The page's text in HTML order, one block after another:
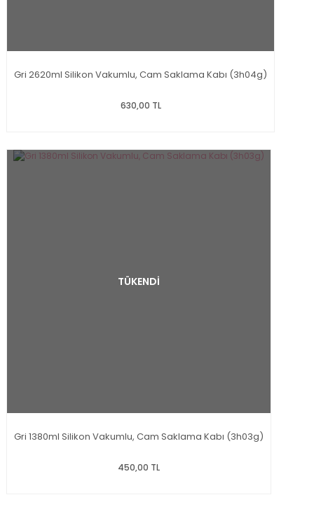
Gri 2620ml Silikon Vakumlu, Cam Saklama Kabı (3h04g)
630,00 TL
TÜKENDİ
Gri 1380ml Silikon Vakumlu, Cam Saklama Kabı (3h03g)
450,00 TL